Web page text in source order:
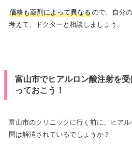
価格も薬剤によって異なるので、自分
考えて、ドクターと相談しましょう。
富山市でヒアルロン酸注射を
っておこう！
富山市のクリニックに行く前に、ヒア
問は解消されているでしょうか？